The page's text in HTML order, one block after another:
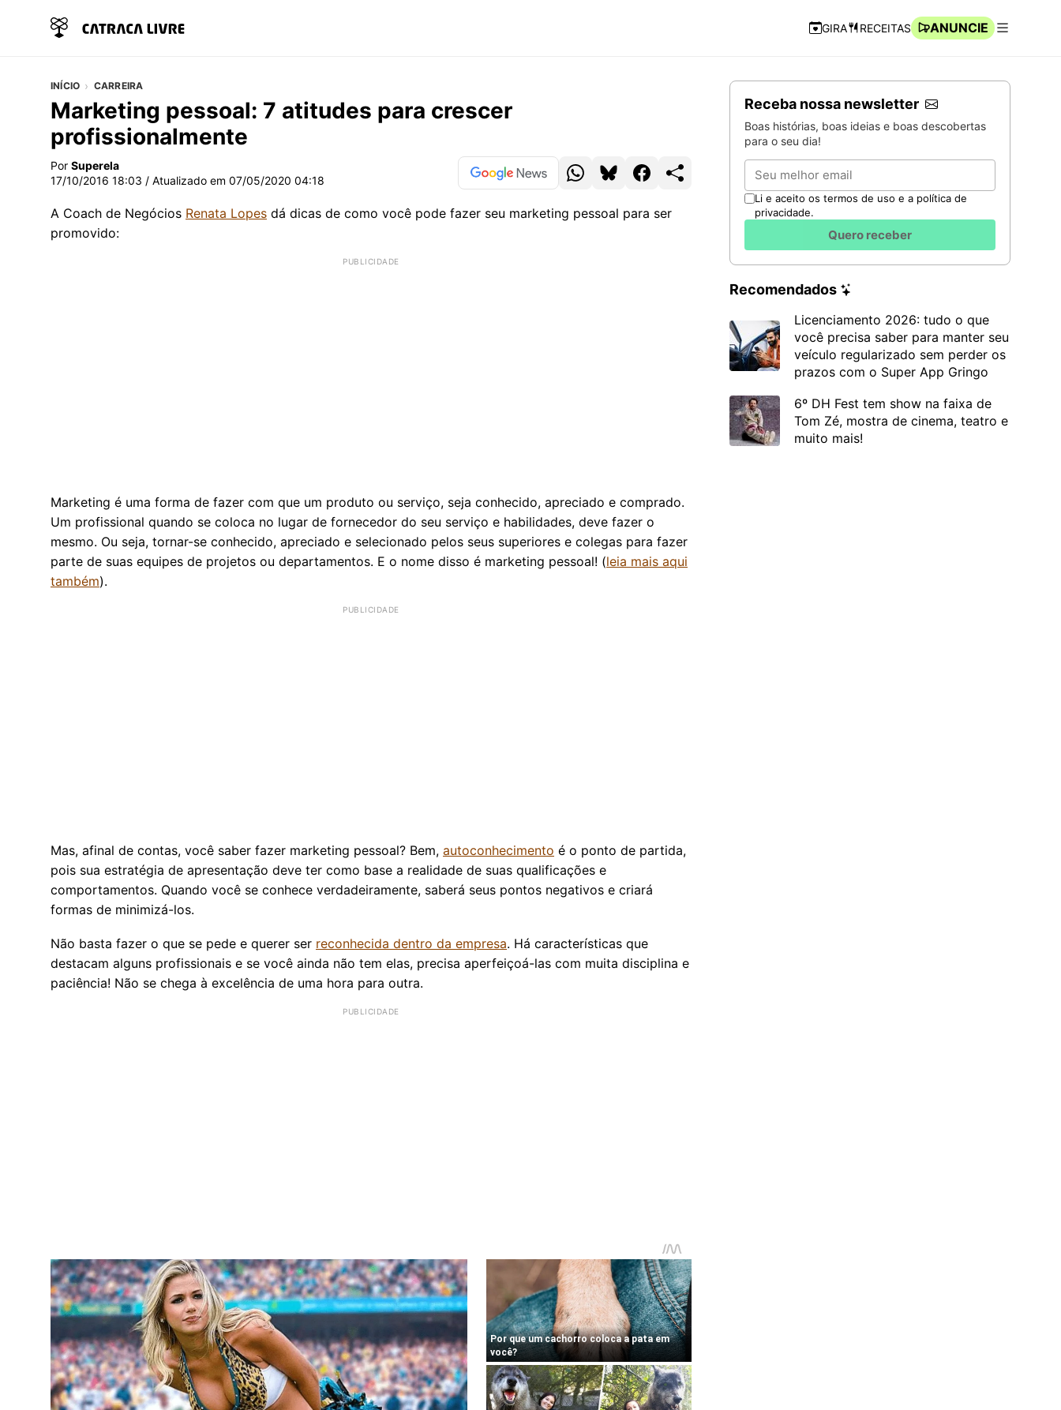
Navegação Rápida
GIRA RECEITAS
ANUNCIE
INÍCIO CARREIRA
Marketing pessoal: 7 atitudes para crescer
profissionalmente
Por Superela
17/10/2016 18:03 / Atualizado em 07/05/2020 04:18
A Coach de Negócios Renata Lopes dá dicas de como você pode fazer seu marketing pessoal para ser
promovido:
Marketing é uma forma de fazer com que um produto ou serviço, seja conhecido, apreciado e comprado.
Um profissional quando se coloca no lugar de fornecedor do seu serviço e habilidades, deve fazer o
mesmo. Ou seja, tornar-se conhecido, apreciado e selecionado pelos seus superiores e colegas para fazer
parte de suas equipes de projetos ou departamentos. E o nome disso é marketing pessoal! (leia mais aqui
também).
Mas, afinal de contas, você saber fazer marketing pessoal? Bem, autoconhecimento é o ponto de partida,
pois sua estratégia de apresentação deve ter como base a realidade de suas qualificações e
comportamentos. Quando você se conhece verdadeiramente, saberá seus pontos negativos e criará
formas de minimizá-los.
Não basta fazer o que se pede e querer ser reconhecida dentro da empresa. Há características que
destacam alguns profissionais e se você ainda não tem elas, precisa aperfeiçoá-las com muita disciplina e
paciência! Não se chega à excelência de uma hora para outra.
Receba nossa newsletter
Boas histórias, boas ideias e boas descobertas
para o seu dia!
Email
Li e aceito os termos de uso e a política de
privacidade.
Quero receber
Recomendados
Licenciamento 2026: tudo o que
você precisa saber para manter seu
veículo regularizado sem perder os
prazos com o Super App Gringo
6º DH Fest tem show na faixa de
Tom Zé, mostra de cinema, teatro e
muito mais!